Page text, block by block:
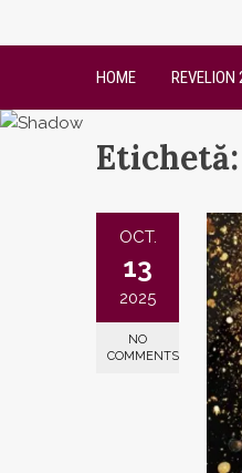
HOME REVELION
Etichetă:
OCT.
13
2025
NO
COMMENTS